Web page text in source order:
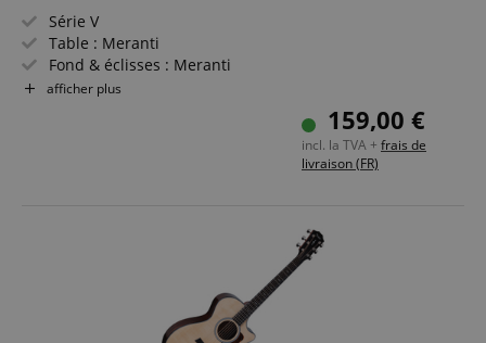
Série V
Table : Meranti
Fond & éclisses : Meranti
Touche/Manche : Nandu / Nyatoh
Électronique : micro Undersaddle Ibanez avec préampli
Couleur & Finition : Natural, Open Pore
afficher plus
159,00 €
incl. la TVA + frais de
livraison (FR)